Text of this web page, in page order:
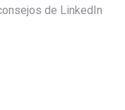
de LinkedIn